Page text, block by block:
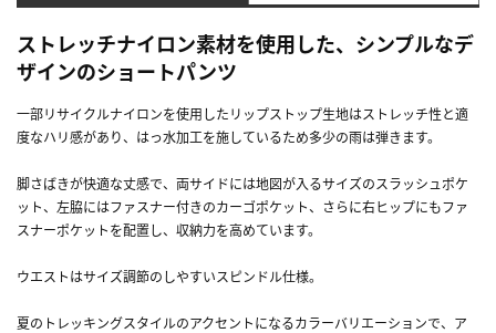
ストレッチナイロン素材を使用した、シンプルなデ
ザインのショートパンツ
一部リサイクルナイロンを使用したリップストップ生地はストレッチ性と適
度なハリ感があり、はっ水加工を施しているため多少の雨は弾きます。
脚さばきが快適な丈感で、両サイドには地図が入るサイズのスラッシュポケ
ット、左脇にはファスナー付きのカーゴポケット、さらに右ヒップにもファ
スナーポケットを配置し、収納力を高めています。
ウエストはサイズ調節のしやすいスピンドル仕様。
夏のトレッキングスタイルのアクセントになるカラーバリエーションで、ア